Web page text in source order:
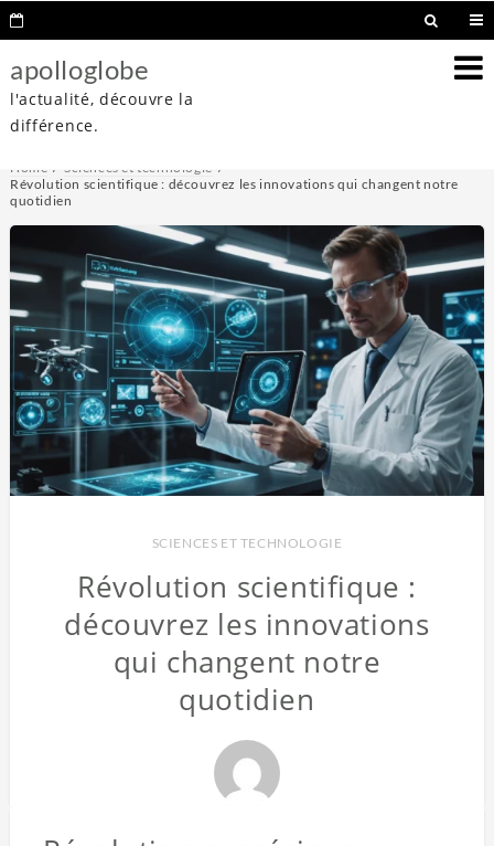
apolloglobe
l'actualité, découvre la
différence.
Home
Sciences et technologie
Révolution scientifique : découvrez les innovations qui changent notre
quotidien
SCIENCES ET TECHNOLOGIE
Révolution scientifique :
découvrez les innovations
qui changent notre
quotidien